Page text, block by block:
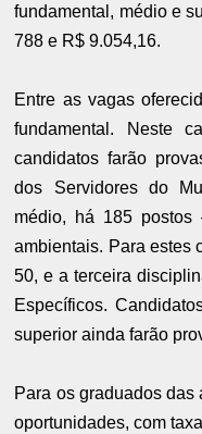
fundamental, médio e
788 e R$ 9.054,16.
Entre as vagas
fundamental. Neste
candidatos farão
dos Servidores do
médio, há 185
ambientais. Para estes
50, e a terceira
Específicos.
superior ainda farão
Para os graduados
oportunidades, com